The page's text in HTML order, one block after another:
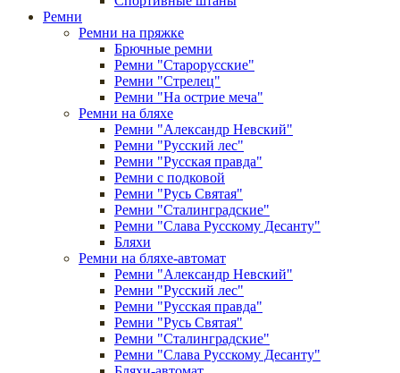
Ремни
Ремни на пряжке
Брючные ремни
Ремни "Старорусские"
Ремни "Стрелец"
Ремни "На острие меча"
Ремни на бляхе
Ремни "Александр Невский"
Ремни "Русский лес"
Ремни "Русская правда"
Ремни с подковой
Ремни "Русь Святая"
Ремни "Сталинградские"
Ремни "Слава Русскому Десанту"
Бляхи
Ремни на бляхе-автомат
Ремни "Александр Невский"
Ремни "Русский лес"
Ремни "Русская правда"
Ремни "Русь Святая"
Ремни "Сталинградские"
Ремни "Слава Русскому Десанту"